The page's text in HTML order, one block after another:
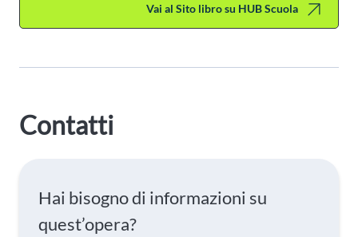
Vai al Sito libro su HUB Scuola
Contatti
Hai bisogno di informazioni su
quest’opera?